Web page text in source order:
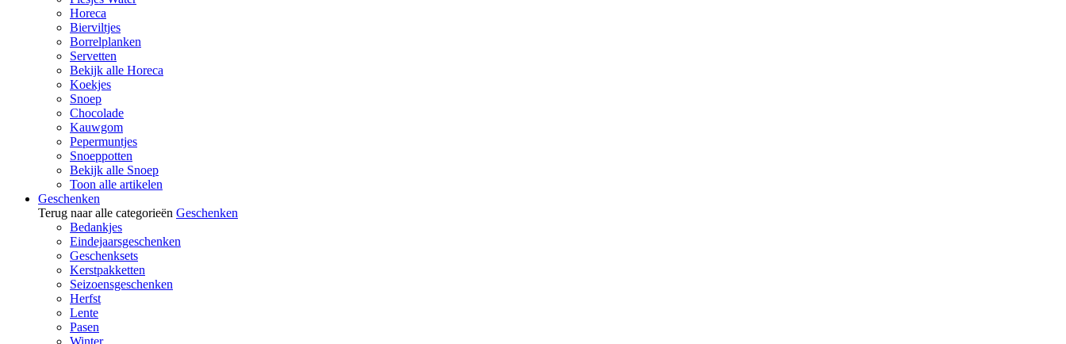
Horeca
Bierviltjes
Borrelplanken
Servetten
Bekijk alle Horeca
Koekjes
Snoep
Chocolade
Kauwgom
Pepermuntjes
Snoeppotten
Bekijk alle Snoep
Toon alle artikelen
Geschenken
Terug naar alle categorieën Geschenken
Bedankjes
Eindejaarsgeschenken
Geschenksets
Kerstpakketten
Seizoensgeschenken
Herfst
Lente
Pasen
Winter